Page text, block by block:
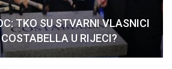
TKO SU STVARNI VLASNICI
U RIJECI?